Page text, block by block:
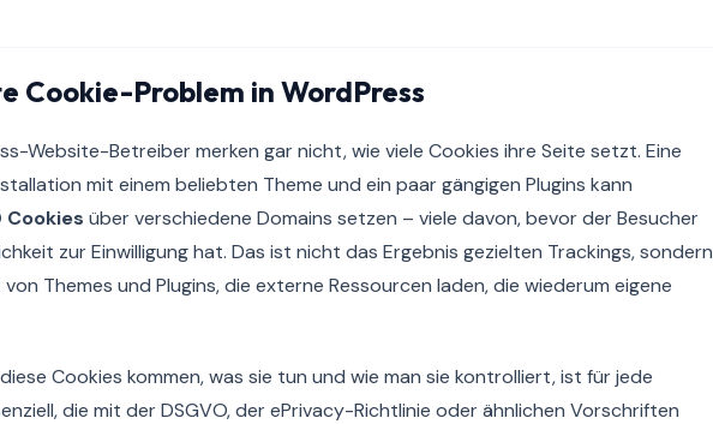
Cookie-Problem in WordPress
Website-Betreiber merken gar nicht, wie viele Cookies ihre Seite setzt. Eine
mit einem beliebten Theme und ein paar gängigen Plugins kann
Cookies über verschiedene Domains setzen – viele davon, bevor der Besucher
zur Einwilligung hat. Das ist nicht das Ergebnis gezielten Trackings, sondern
Themes und Plugins, die externe Ressourcen laden, die wiederum eigene
Cookies kommen, was sie tun und wie man sie kontrolliert, ist für jede
die mit der DSGVO, der ePrivacy-Richtlinie oder ähnlichen Vorschriften